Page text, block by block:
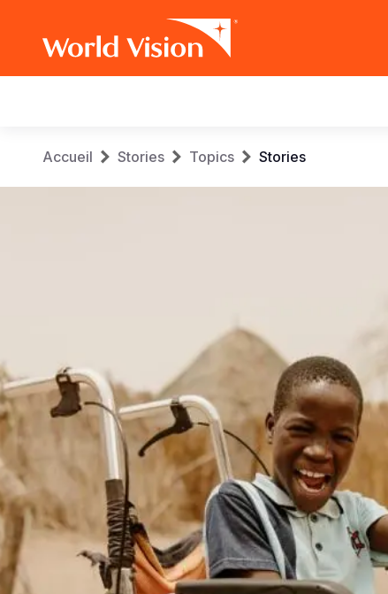
contenu
navigation
Fil
d'Ariane
Accueil Stories Topics Stories